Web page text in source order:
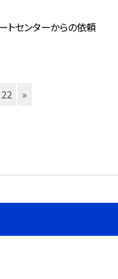
トセンターからの依頼
22 »